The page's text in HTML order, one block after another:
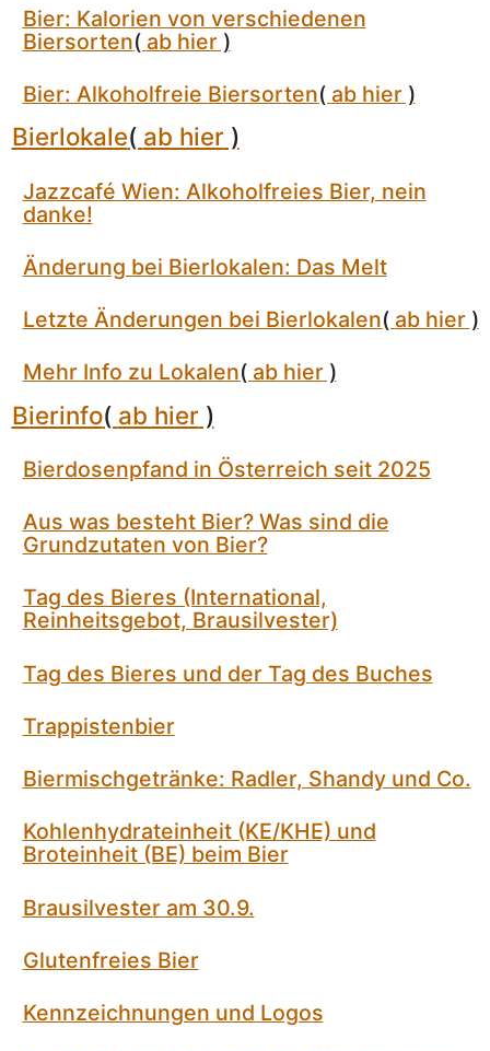
Bier: Kalorien von verschiedenen
Biersorten( ab hier)
Bier: Alkoholfreie Biersorten( ab hier)
Bierlokale( ab hier)
Jazzcafé Wien: Alkoholfreies Bier, nein
danke!
Änderung bei Bierlokalen: Das Melt
Letzte Änderungen bei Bierlokalen( ab hier)
Mehr Info zu Lokalen( ab hier)
Bierinfo( ab hier)
Bierdosenpfand in Österreich seit 2025
Aus was besteht Bier? Was sind die
Grundzutaten von Bier?
Tag des Bieres (International,
Reinheitsgebot, Brausilvester)
Tag des Bieres und der Tag des Buches
Trappistenbier
Biermischgetränke: Radler, Shandy und Co.
Kohlenhydrateinheit (KE/KHE) und
Broteinheit (BE) beim Bier
Brausilvester am 30.9.
Glutenfreies Bier
Kennzeichnungen und Logos